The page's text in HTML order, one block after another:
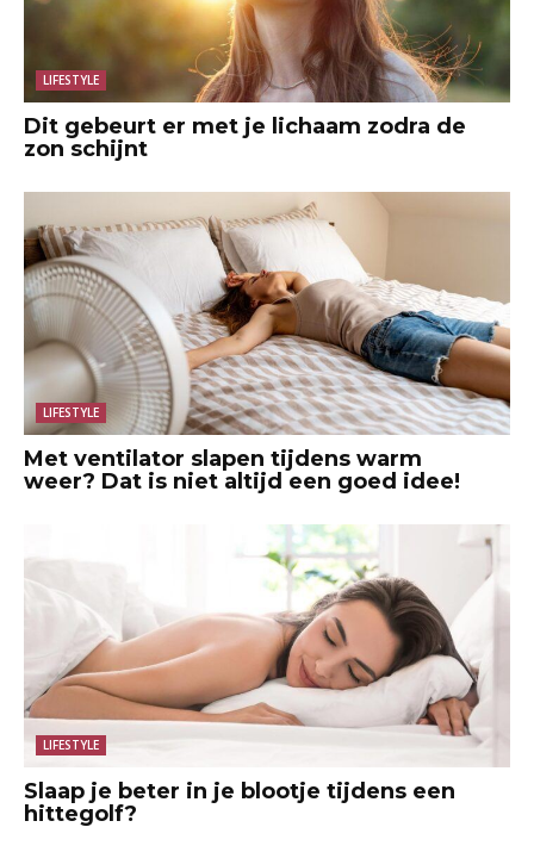
LIFESTYLE
Dit gebeurt er met je lichaam zodra de
zon schijnt
LIFESTYLE
Met ventilator slapen tijdens warm
weer? Dat is niet altijd een goed idee!
LIFESTYLE
Slaap je beter in je blootje tijdens een
hittegolf?